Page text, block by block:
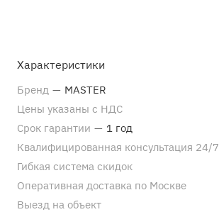
Характеристики
Бренд — MASTER
Цены указаны с НДС
Срок гарантии — 1 год
Квалифицированная консультация 24/7
Гибкая система скидок
Оперативная доставка по Москве
Выезд на объект